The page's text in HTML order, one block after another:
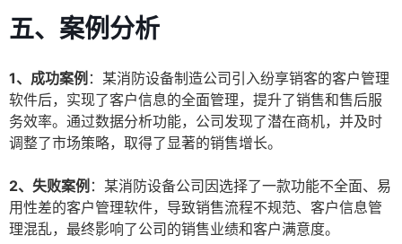
五、案例分析
1、成功案例 ：某消防设备制造公司引入纷享销客的客户管理
软件后，实现了客户信息的全面管理，提升了销售和售后服
务效率。通过数据分析功能，公司发现了潜在商机，并及时
调整了市场策略，取得了显著的销售增长。
2、失败案例 ：某消防设备公司因选择了一款功能不全面、易
用性差的客户管理软件，导致销售流程不规范、客户信息管
理混乱，最终影响了公司的销售业绩和客户满意度。